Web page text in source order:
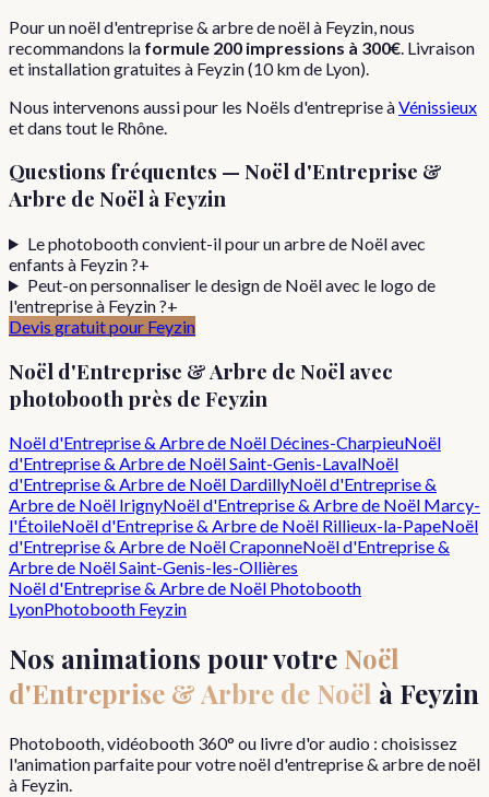
Pourunnoël d'entreprise & arbre de noëlà Feyzin , nous
recommandons la formule 200 impressions à 300€ . Livraison
et installation gratuites à Feyzin(10km de Lyon).
Nous intervenons aussi pour les Noëls d'entrepriseàVénissieux
et dans tout le Rhône
Questions fréquentes — Noël d'Entreprise &
Arbre de Noël àFeyzin
Le photobooth convient-il pour un arbre de Noël avec
enfants à Feyzin ?+
Peut-on personnaliser le design de Noël avec le logo de
l'entreprise à Feyzin ?+
Devis gratuit pour Feyzin
Noël d'Entreprise & Arbre de Noël avec
photobooth près de Feyzin
Noël d'Entreprise & Arbre de Noël Décines-CharpieuNoël
d'Entreprise & Arbre de NoëlSaint-Genis-LavalNoël
d'Entreprise & Arbre de Noël DardillyNoël d'Entreprise &
Arbre de Noël IrignyNoël d'Entreprise & Arbre de Noël Marcy-
l'ÉtoileNoël d'Entreprise & Arbre de Noël Rillieux-la-PapeNoël
d'Entreprise & Arbre de NoëlCraponneNoël d'Entreprise &
Arbre de NoëlSaint-Genis-les-Ollières
Noël d'Entreprise & Arbre de Noël Photobooth
LyonPhotobooth Feyzin
Nos animations pour votre Noël
d'Entreprise & Arbre de Noël à Feyzin
Photobooth, vidéobooth 360° ou livre d'or audio : choisissez
l'animation parfaite pour votrenoël d'entreprise & arbre de noël
à Feyzin.